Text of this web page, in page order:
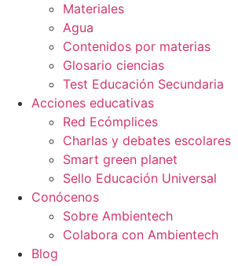
Materiales
Agua
Contenidos por materias
Glosario ciencias
Test Educación Secundaria
Acciones educativas
Red Ecómplices
Charlas y debates escolares
Smart green planet
Sello Educación Universal
Conócenos
Sobre Ambientech
Colabora con Ambientech
Blog